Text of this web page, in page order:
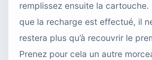
remplissez ensuite la cartouche.
que la recharge est effectué, il
restera plus qu’à recouvrir le
Prenez pour cela un autre